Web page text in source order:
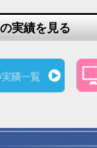
実績を見る